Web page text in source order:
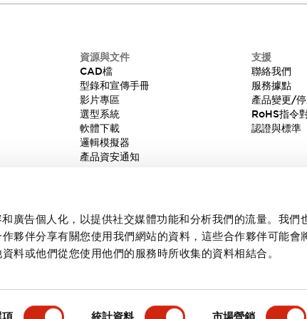
廣告個人化，以提供社交媒體功能和分析我們的流量。我們
夥伴分享有關您使用我們網站的資料，這些合作夥伴可能會
料或他們從您使用他們的服務時所收集的資料相結合。
項 統計資料 市場營銷
資源與文件
CAD檔
型錄和宣傳手冊
影片專區
選型系統
軟體下載
邏輯模擬器
產品資安通知
支援
聯絡我們
服務據點
產品變更/
RoHS指令
認證與標準